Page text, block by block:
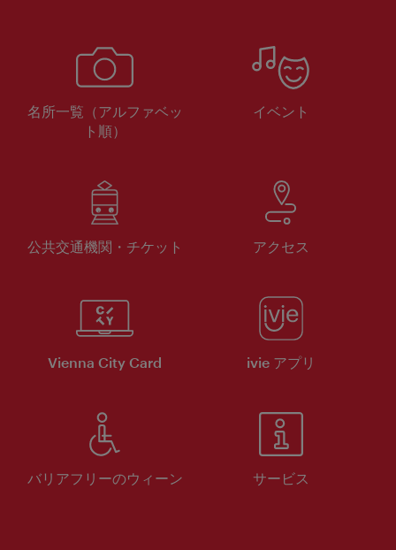
名所一覧（アルファベッ
ト順）
イベント
公共交通機関・チケット アクセス
Vienna City Card ivie アプリ
バリアフリーのウィーン サービス